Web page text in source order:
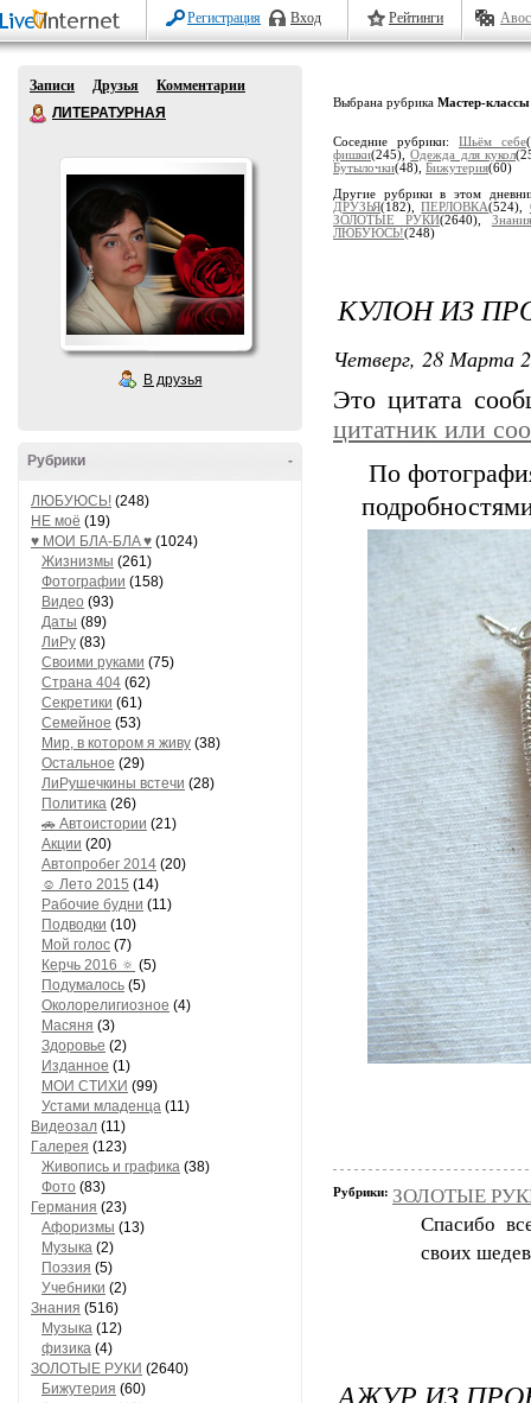
Регистрация Вход Рейтинги
Записи Друзья
Комментарии
ЛИТЕРАТУРНАЯ
В друзья
-
Рубрики
ЛЮБУЮСЬ! (248)
НЕ моё (19)
♥ МОИ БЛA-БЛA ♥ (1024)
Жизнизмы (261)
Фотографии (158)
Видео (93)
Даты (89)
ЛиРу (83)
Своими руками (75)
Страна 404 (62)
Секретики (61)
Семейное (53)
Мир, в котором я живу (38)
Остальное (29)
ЛиРушечкины встечи (28)
Политика (26)
🚗 Автоистории (21)
Акции (20)
Автопробег 2014 (20)
☺ Лето 2015 (14)
Рабочие будни (11)
Подводки (10)
Мой голос (7)
Керчь 2016 🔅 (5)
Подумалось (5)
Околорелигиозное (4)
Масяня (3)
Здоровье (2)
Изданное (1)
МОИ СТИХИ (99)
Устами младенца (11)
Видеозал (11)
Гaлерея (123)
Живопись и грaфикa (38)
Фото (83)
Гермaния (23)
Aфоризмы (13)
Музыкa (2)
Поэзия (5)
Учебники (2)
Знания (516)
Музыкa (12)
физика (4)
ЗОЛОТЫЕ РУКИ (2640)
Бижутерия (60)
Выбрана рубрика Мастер-
Соседние рубрики: Шьём себе
фишки(245),Одеждa для кукол
Бутылочки(48), Бижутерия(60)
Другие рубрики в этом
ДРУЗЬЯ(182),ПЕРЛОВКА(524),
ЗОЛОТЫЕ РУКИ(2640), Знания
ЛЮБУЮСЬ!(248)
КУЛОН ИЗ
Четверг, 28 Марта
Это цитата
цитатник или
По
Рубрики: ЗОЛОТЫЕ
Спасибо
своих
АЖУР ИЗ